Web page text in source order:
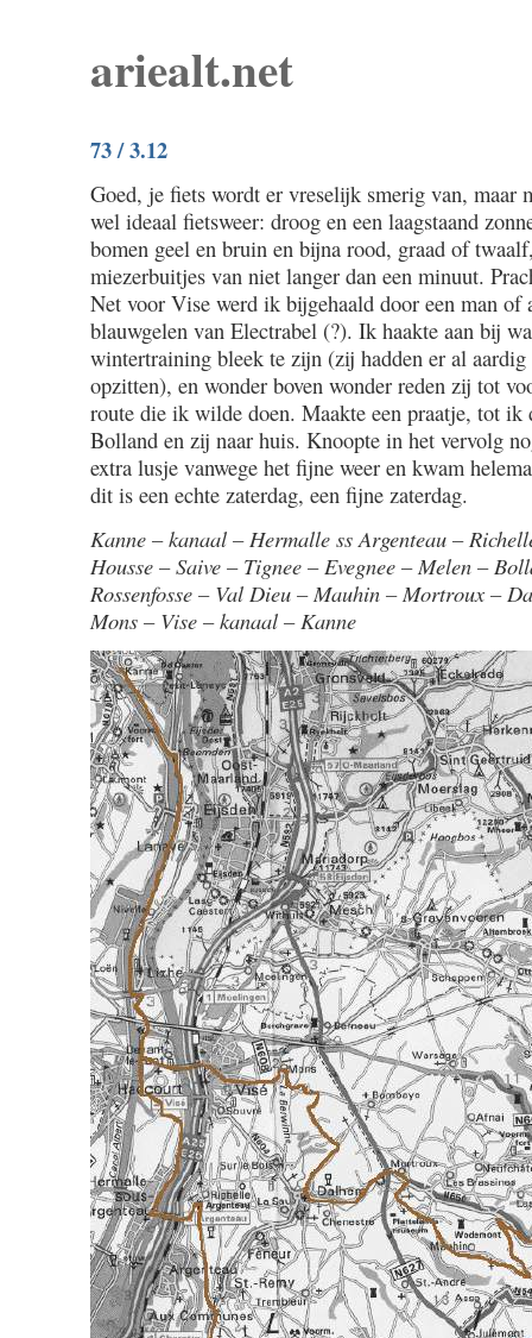
ariealt.net
73 / 3.12
Goed, je fiets wordt er vreselijk smerig van, maar
wel ideaal fietsweer: droog en een laagstaand
bomen geel en bruin en bijna rood, graad of
miezerbuitjes van niet langer dan een minuut.
Net voor Vise werd ik bijgehaald door een man of
blauwgelen van Electrabel (?). Ik haakte aan bij
wintertraining bleek te zijn (zij hadden er al
opzitten), en wonder boven wonder reden zij tot
route die ik wilde doen. Maakte een praatje, tot
Bolland en zij naar huis. Knoopte in het vervolg
extra lusje vanwege het fijne weer en kwam
dit is een echte zaterdag, een fijne zaterdag.
Kanne – kanaal – Hermalle ss Argenteau –
Housse – Saive – Tignee – Evegnee – Melen –
Rossenfosse – Val Dieu – Mauhin – Mortroux –
Mons – Vise – kanaal – Kanne